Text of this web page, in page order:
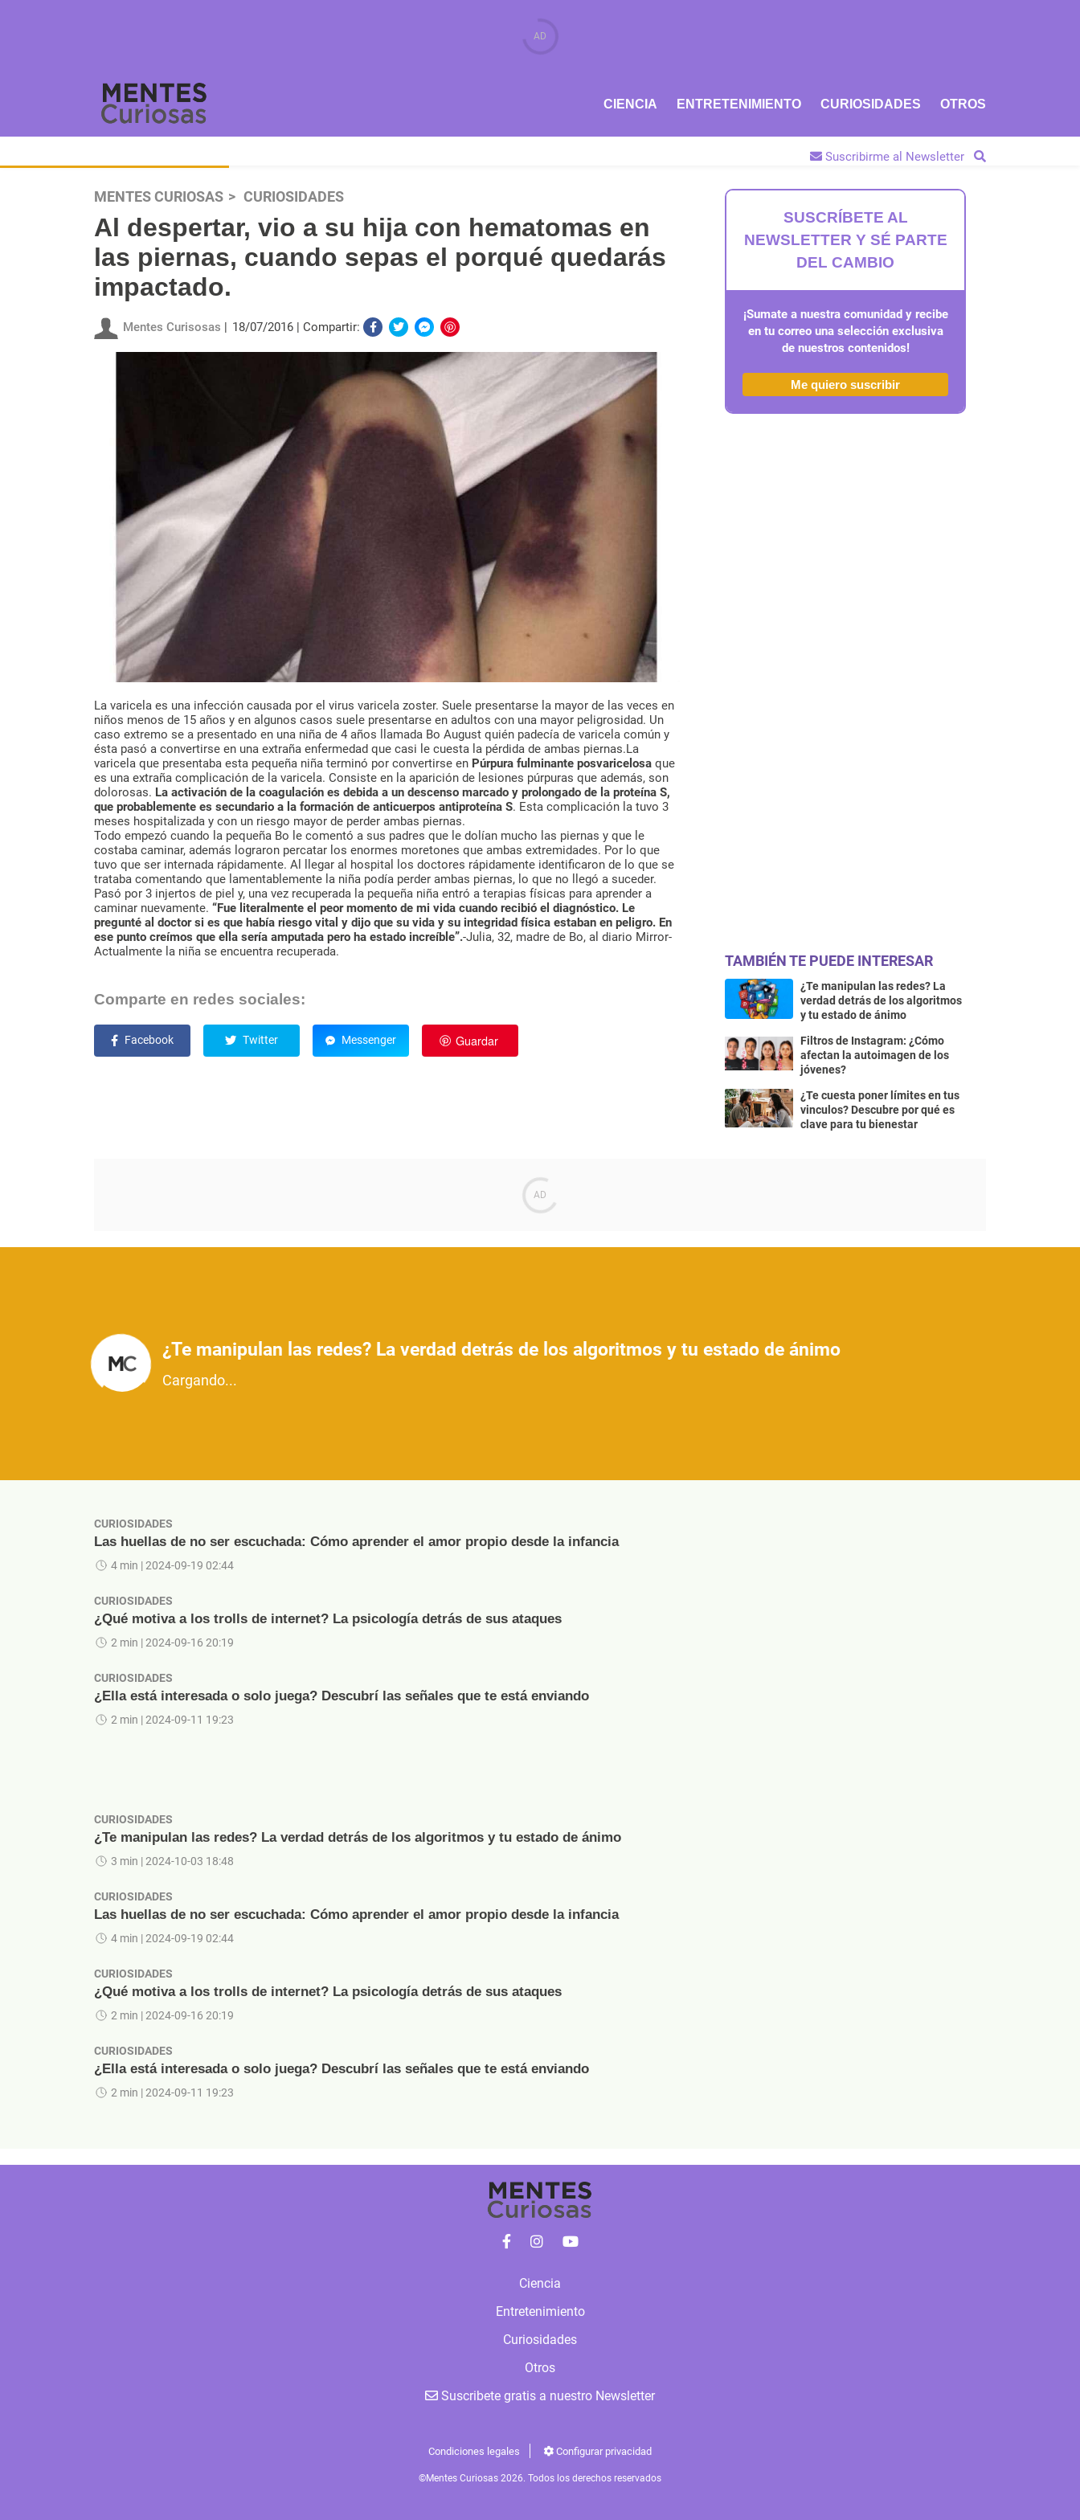
CIENCIA ENTRETENIMIENTO CURIOSIDADES OTROS
Suscribirme al Newsletter
MENTES CURIOSAS CURIOSIDADES
Al despertar, vio a su hija con hematomas en
las piernas, cuando sepas el porqué quedarás
impactado.
Mentes Curisosas 18/07/2016 Compartir:
La varicela es una infección causada por el virus varicela zoster. Suele presentarse la mayor de las veces en
niños menos de 15 años y en algunos casos suele presentarse en adultos con una mayor peligrosidad. Un
caso extremo se a presentado en una niña de 4 años llamada Bo August quién padecía de varicela común y
ésta pasó a convertirse en una extraña enfermedad que casi le cuesta la pérdida de ambas piernas.La
varicela que presentaba esta pequeña niña terminó por convertirse en Púrpura fulminante posvaricelosa que
es una extraña complicación de la varicela. Consiste en la aparición de lesiones púrpuras que además, son
dolorosas. La activación de la coagulación es debida a un descenso marcado y prolongado de la proteína S,
que probablemente es secundario a la formación de anticuerpos antiproteína S. Esta complicación la tuvo 3
meses hospitalizada y con un riesgo mayor de perder ambas piernas.
Todo empezó cuando la pequeña Bo le comentó a sus padres que le dolían mucho las piernas y que le
costaba caminar, además lograron percatar los enormes moretones que ambas extremidades. Por lo que
tuvo que ser internada rápidamente. Al llegar al hospital los doctores rápidamente identificaron de lo que se
trataba comentando que lamentablemente la niña podía perder ambas piernas, lo que no llegó a suceder.
Pasó por 3 injertos de piel y, una vez recuperada la pequeña niña entró a terapias físicas para aprender a
caminar nuevamente. “Fue literalmente el peor momento de mi vida cuando recibió el diagnóstico. Le
pregunté al doctor si es que había riesgo vital y dijo que su vida y su integridad física estaban en peligro. En
ese punto creímos que ella sería amputada pero ha estado increíble”.-Julia, 32, madre de Bo, al diario Mirror-
Actualmente la niña se encuentra recuperada.
Comparte en redes sociales:
Facebook Twitter Messenger Guardar
SUSCRÍBETE AL
NEWSLETTER Y SÉ PARTE
DEL CAMBIO
¡Sumate a nuestra comunidad y recibe
en tu correo una selección exclusiva
de nuestros contenidos!
Me quiero suscribir
TAMBIÉN TE PUEDE INTERESAR
¿Te manipulan las redes? La
verdad detrás de los algoritmos
y tu estado de ánimo
Filtros de Instagram: ¿Cómo
afectan la autoimagen de los
jóvenes?
¿Te cuesta poner límites en tus
vinculos? Descubre por qué es
clave para tu bienestar
¿Te manipulan las redes? La verdad detrás de los algoritmos y tu estado de ánimo
Cargando...
CURIOSIDADES
Las huellas de no ser escuchada: Cómo aprender el amor propio desde la infancia
4 min | 2024-09-19 02:44
CURIOSIDADES
¿Qué motiva a los trolls de internet? La psicología detrás de sus ataques
2 min | 2024-09-16 20:19
CURIOSIDADES
¿Ella está interesada o solo juega? Descubrí las señales que te está enviando
2 min | 2024-09-11 19:23
CURIOSIDADES
¿Te manipulan las redes? La verdad detrás de los algoritmos y tu estado de ánimo
3 min | 2024-10-03 18:48
CURIOSIDADES
Las huellas de no ser escuchada: Cómo aprender el amor propio desde la infancia
4 min | 2024-09-19 02:44
CURIOSIDADES
¿Qué motiva a los trolls de internet? La psicología detrás de sus ataques
2 min | 2024-09-16 20:19
CURIOSIDADES
¿Ella está interesada o solo juega? Descubrí las señales que te está enviando
2 min | 2024-09-11 19:23
Ciencia
Entretenimiento
Curiosidades
Otros
Suscribete gratis a nuestro Newsletter
Condiciones legales Configurar privacidad
©Mentes Curiosas 2026. Todos los derechos reservados